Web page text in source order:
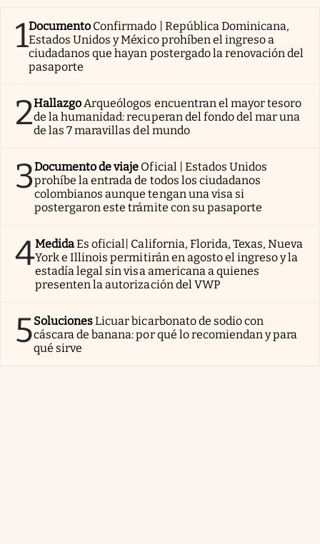
1Documento Confirmado | República Dominicana,
Estados Unidos y México prohíben el ingreso a
ciudadanos que hayan postergado la renovación del
pasaporte
2HallazgoArqueólogos encuentran el mayor tesoro
de la humanidad: recuperan del fondo del mar una
de las 7 maravillas del mundo
3Documento de viaje Oficial | Estados Unidos
prohíbe la entrada de todos los ciudadanos
colombianos aunque tengan una visa si
postergaron este trámite con su pasaporte
4MedidaEs oficial| California, Florida, Texas, Nueva
York e Illinois permitirán en agosto el ingreso y la
estadía legal sin visa americana a quienes
presenten la autorización del VWP
5SolucionesLicuar bicarbonato de sodio con
cáscara de banana: por qué lo recomiendan y para
qué sirve